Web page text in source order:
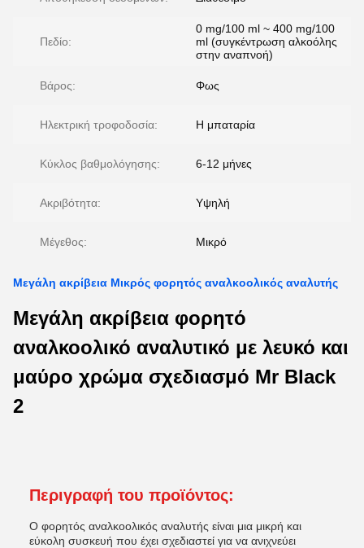
Πεδίο:
0 mg/100 ml ~ 400 mg/100
ml (συγκέντρωση αλκοόλης
στην αναπνοή)
Βάρος: Φως
Ηλεκτρική τροφοδοσία: Η μπαταρία
Κύκλος βαθμολόγησης: 6-12 μήνες
Ακριβότητα: Υψηλή
Μέγεθος: Μικρό
Μεγάλη ακρίβεια Μικρός φορητός αναλκοολικός αναλυτής
Μεγάλη ακρίβεια φορητό
αναλκοολικό αναλυτικό με λευκό και
μαύρο χρώμα σχεδιασμό Mr Black
2
Περιγραφή του προϊόντος:
Ο φορητός αναλκοολικός αναλυτής είναι μια μικρή και
εύκολη συσκευή που έχει σχεδιαστεί για να ανιχνεύει